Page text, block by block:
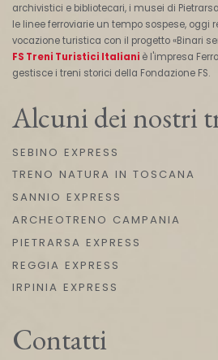
archivistici e bibliotecari, i musei di
le linee ferroviarie un tempo sospese, oggi
vocazione turistica con il progetto «Binari
FS Treni Turistici Italiani è l'impresa
gestisce i treni storici della Fondazione FS.
Alcuni dei nostri
SEBINO EXPRESS
TRENO NATURA IN TOSCANA
SANNIO EXPRESS
ARCHEOTRENO CAMPANIA
PIETRARSA EXPRESS
REGGIA EXPRESS
IRPINIA EXPRESS
Contatti